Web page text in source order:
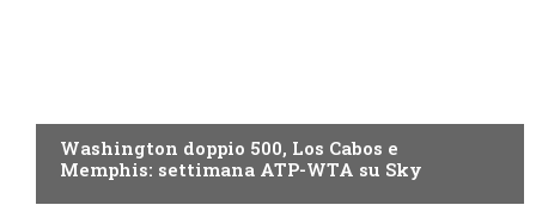
Washington doppio 500, Los Cabos e
Memphis: settimana ATP-WTA su Sky